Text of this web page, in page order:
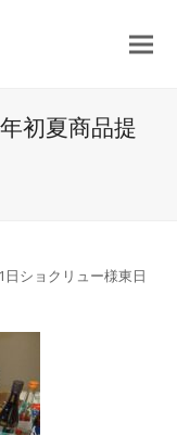
初夏商品提
ショクリュー様東日